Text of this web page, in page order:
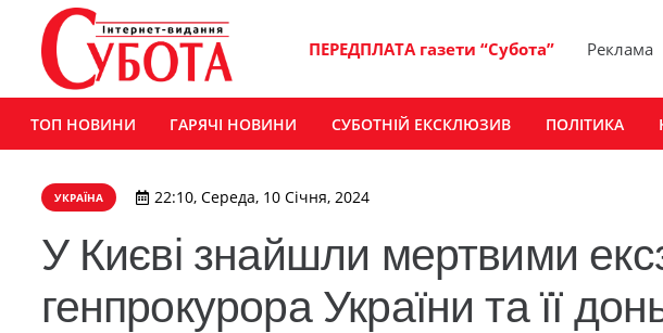
ПЕРЕДПЛАТА газети “Субота” Реклама
ТОП НОВИНИ ГАРЯЧІ НОВИНИ СУБОТНІЙ ЕКСКЛЮЗИВ ПОЛІТИКА
УКРАЇНА 22:10, Середа, 10 Січня, 2024
У Києві знайшли мертвими
генпрокурора України та її